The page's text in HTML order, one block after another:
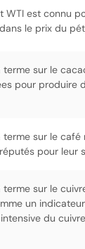
WTI est connu
le prix du
terme sur le
pour produire
terme sur le
pour leur
terme sur le
un
du